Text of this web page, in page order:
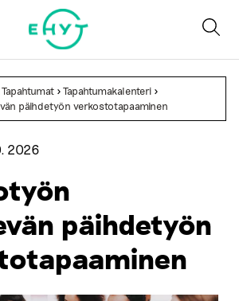
>Tapahtumakalenteri >
päihdetyön verkostotapaaminen
2026
päihdetyön